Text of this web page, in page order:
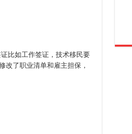
比如工作签证，技术移民要
改了职业清单和雇主担保，